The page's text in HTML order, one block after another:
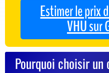
Estimer le prix
VHU sur
Pourquoi choisir